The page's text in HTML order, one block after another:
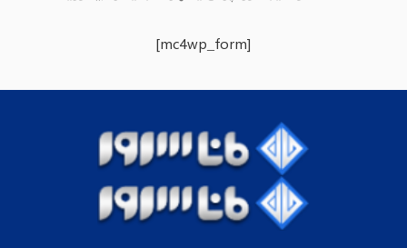
[mc4wp_form]